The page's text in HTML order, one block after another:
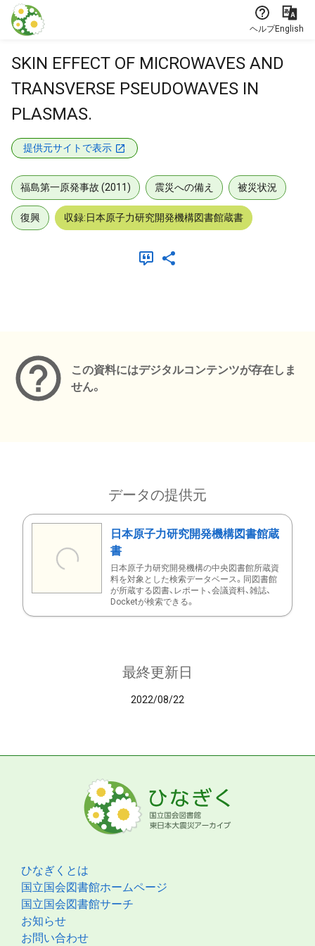
本文に飛ぶ
ヘルプEnglish
SKIN EFFECT OF MICROWAVES AND
TRANSVERSE PSEUDOWAVES IN
PLASMAS.
提供元サイトで表示
福島第一原発事故 (2011) 震災への備え 被災状況
復興 収録:日本原子力研究開発機構図書館蔵書
この資料にはデジタルコンテンツが存在しま
せん。
データの提供元
日本原子力研究開発機構図書館蔵
書
日本原子力研究開発機構の中央図書館所蔵資
料を対象とした検索データベース。同図書館
が所蔵する図書、レポート、会議資料、雑誌、
Docketが検索できる。
最終更新日
2022/08/22
ひなぎくとは
国立国会図書館ホームページ
国立国会図書館サーチ
お知らせ
お問い合わせ